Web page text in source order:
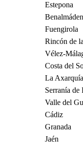
Estepona
Fuengirola
Rincón de
Vélez-
Costa del
La Axarquía
Serranía de
Valle del
Cádiz
Granada
Jaén